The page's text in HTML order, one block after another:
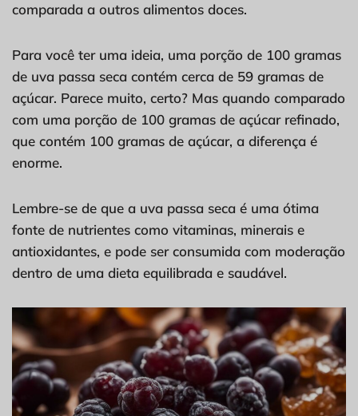
comparada a outros alimentos doces.
Para você ter uma ideia, uma porção de 100 gramas
de uva passa seca contém cerca de 59 gramas de
açúcar. Parece muito, certo? Mas quando comparado
com uma porção de 100 gramas de açúcar refinado,
que contém 100 gramas de açúcar, a diferença é
enorme.
Lembre-se de que a uva passa seca é uma ótima
fonte de nutrientes como vitaminas, minerais e
antioxidantes, e pode ser consumida com moderação
dentro de uma dieta equilibrada e saudável.